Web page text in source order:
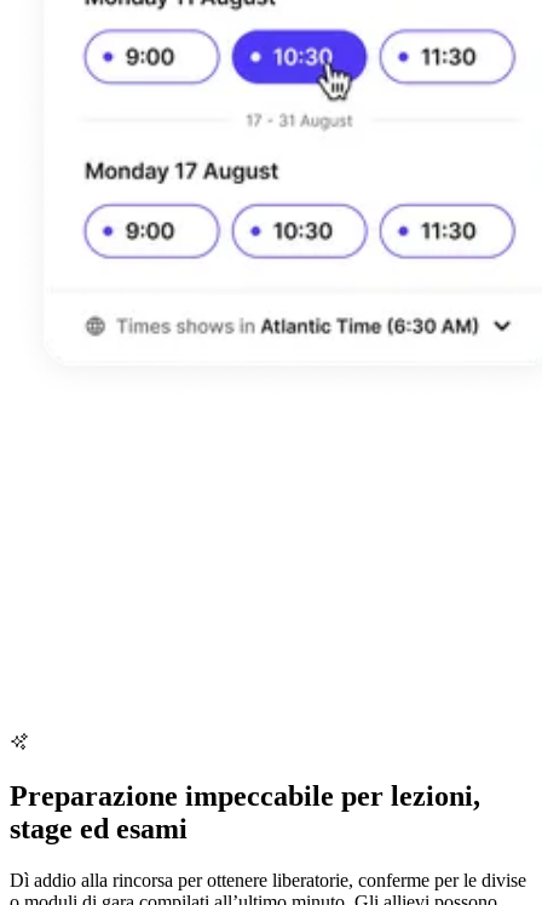
Preparazione impeccabile per lezioni,
stage ed esami
Dì addio alla rincorsa per ottenere liberatorie, conferme per le divise